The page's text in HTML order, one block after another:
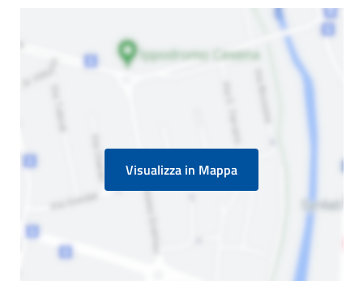
Visualizza in Mappa